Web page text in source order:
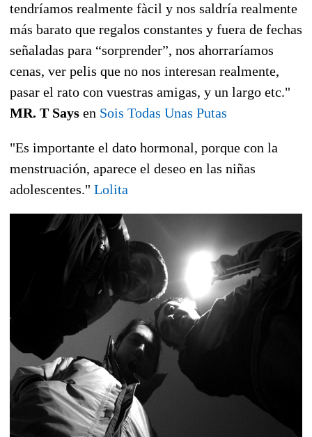
tendríamos realmente fàcil y nos saldría realmente
más barato que regalos constantes y fuera de fechas
señaladas para “sorprender”, nos ahorraríamos
cenas, ver pelis que no nos interesan realmente,
pasar el rato con vuestras amigas, y un largo etc."
MR. T Says en Sois Todas Unas Putas
"Es importante el dato hormonal, porque con la
menstruación, aparece el deseo en las niñas
adolescentes." Lolita